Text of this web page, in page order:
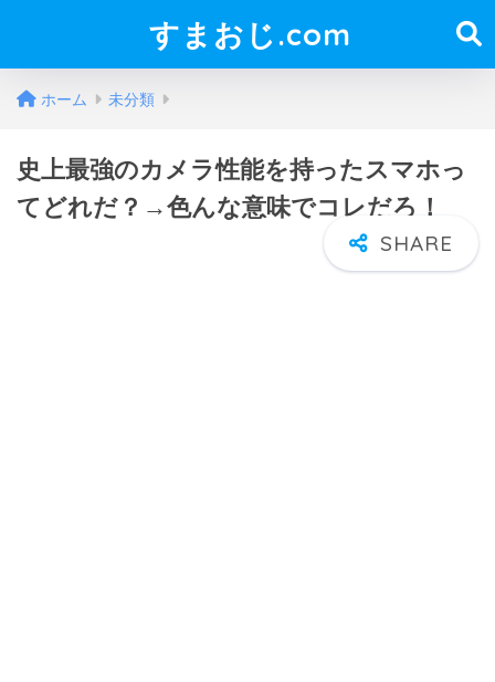
すまおじ.com
ホーム 未分類
史上最強のカメラ性能を持ったスマホっ
てどれだ？→色んな意味でコレだろ！